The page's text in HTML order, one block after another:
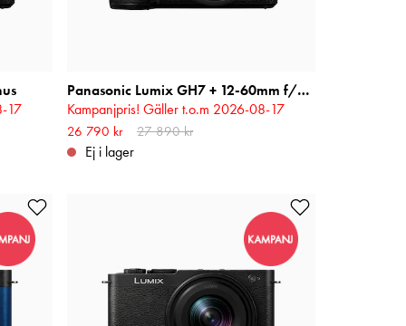
17
Panasonic Lumix GH7 + 12-60mm f/2,8-4 Leica
Kampanjpris! Gäller t.o.m 2026-08-17
Nuvarande pris:26 790 kr
27 890 kr
26 790 kr 27 890 kr
Ej i lager